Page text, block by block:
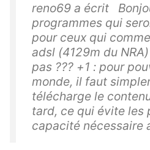
reno69 a écrit
programmes qui
pour ceux qui
adsl (4129m du
pas ??? +1 : pour
monde, il faut
télécharge le
tard, ce qui évite les
capacité nécessaire